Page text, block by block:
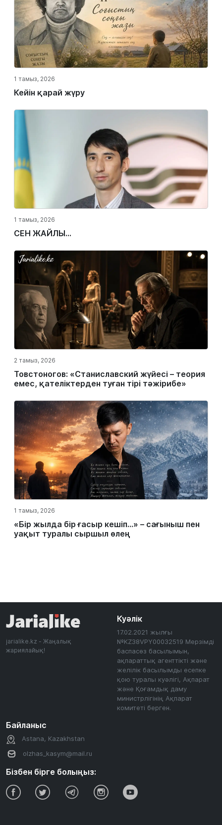
1 тамыз, 2026
Кейін қарай жүру
1 тамыз, 2026
СЕН ЖАЙЛЫ...
2 тамыз, 2026
Товстоногов: «Станиславский жүйесі – теория
емес, қателіктерден туған тірі тәжірибе»
1 тамыз, 2026
«Бір жылда бір ғасыр кешіп…» – сағыныш пен
уақыт туралы сыршыл өлең
jarialike.kz - Жаңалық
жариялайық!
Куәлік
17.02.2021 жылғы
№KZ38VPY00032519 Мерзімді
баспасөз басылымын,
ақпараттық агенттікті және
желілік басылымды есепке
қою туралы куәлігі, Ақпарат
және Қоғамдық даму
министрлігінің Ақпарат
комитеті берген.
Байланыс
Astana, Kazakhstan
olzhas_kasym@mail.ru
Бізбен бірге болыңыз: